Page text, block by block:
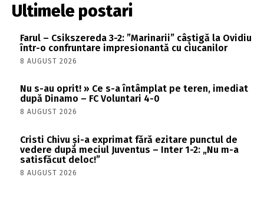
Ultimele postari
Farul – Csikszereda 3-2: ”Marinarii” câștigă la Ovidiu
într-o confruntare impresionantă cu ciucanilor
8 AUGUST 2026
Nu s-au oprit! » Ce s-a întâmplat pe teren, imediat
după Dinamo – FC Voluntari 4-0
8 AUGUST 2026
Cristi Chivu și-a exprimat fără ezitare punctul de
vedere după meciul Juventus – Inter 1-2: „Nu m-a
satisfăcut deloc!”
8 AUGUST 2026